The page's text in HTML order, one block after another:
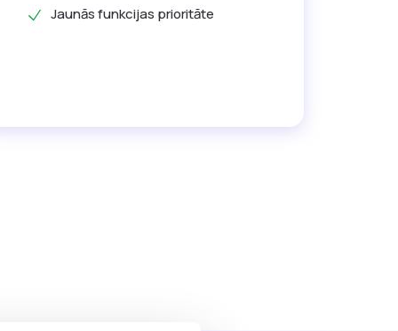
Jaunās funkcijas prioritāte